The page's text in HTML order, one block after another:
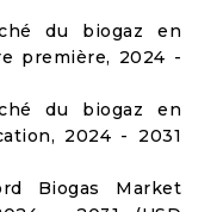
du biogaz en
première, 2024 -
du biogaz en
2024 - 2031
Biogas Market